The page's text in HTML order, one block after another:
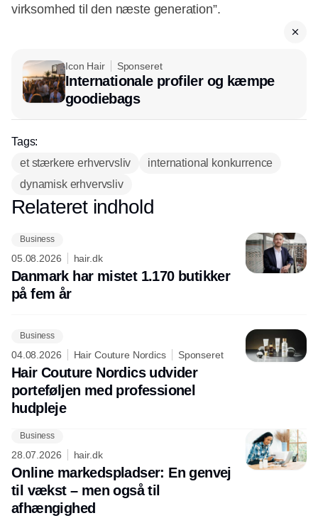
virksomhed til den næste generation”.
Icon Hair Sponseret
Internationale profiler og kæmpe
goodiebags
Tags:
et stærkere erhvervsliv
international konkurrence
dynamisk erhvervsliv
Annonce
Relateret indhold
Business
05.08.2026 hair.dk
Danmark har mistet 1.170 butikker
på fem år
Business
04.08.2026 Hair Couture Nordics Sponseret
Hair Couture Nordics udvider
porteføljen med professionel
hudpleje
Business
28.07.2026 hair.dk
Online markedspladser: En genvej
til vækst – men også til
afhængighed